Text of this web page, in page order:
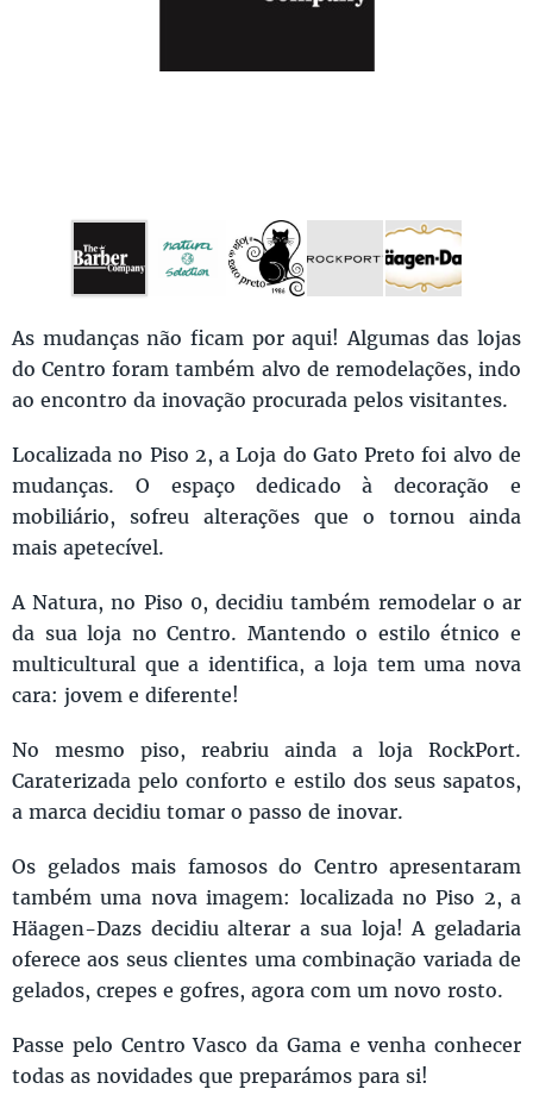
As mudanças não ficam por aqui! Algumas das lojas
do Centro foram também alvo de remodelações, indo
ao encontro da inovação procurada pelos visitantes.
Localizada no Piso 2, a Loja do Gato Preto foi alvo de
mudanças. O espaço dedicado à decoração e
mobiliário, sofreu alterações que o tornou ainda
mais apetecível.
A Natura, no Piso 0, decidiu também remodelar o ar
da sua loja no Centro. Mantendo o estilo étnico e
multicultural que a identifica, a loja tem uma nova
cara: jovem e diferente!
No mesmo piso, reabriu ainda a loja RockPort.
Caraterizada pelo conforto e estilo dos seus sapatos,
a marca decidiu tomar o passo de inovar.
Os gelados mais famosos do Centro apresentaram
também uma nova imagem: localizada no Piso 2, a
Häagen-Dazs decidiu alterar a sua loja! A geladaria
oferece aos seus clientes uma combinação variada de
gelados, crepes e gofres, agora com um novo rosto.
Passe pelo Centro Vasco da Gama e venha conhecer
todas as novidades que preparámos para si!